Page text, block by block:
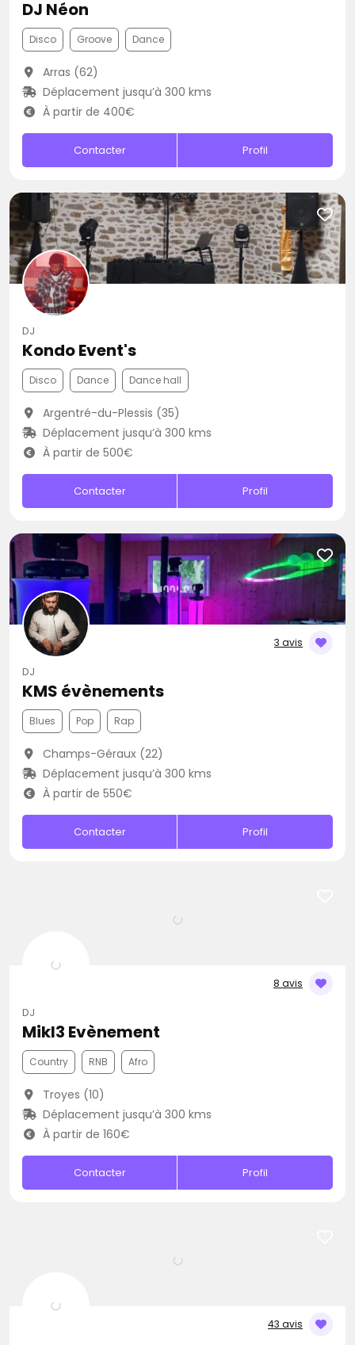
DJ Néon
Disco Groove Dance
Arras (62)
Déplacement jusqu’à 300 kms
À partir de 400€
Contacter Profil
DJ
Kondo Event's
Disco Dance Dance hall
Argentré-du-Plessis (35)
Déplacement jusqu’à 300 kms
À partir de 500€
Contacter Profil
3 avis
DJ
KMS évènements
Blues Pop Rap
Champs-Géraux (22)
Déplacement jusqu’à 300 kms
À partir de 550€
Contacter Profil
8 avis
DJ
Mikl3 Evènement
Country RNB Afro
Troyes (10)
Déplacement jusqu’à 300 kms
À partir de 160€
Contacter Profil
43 avis